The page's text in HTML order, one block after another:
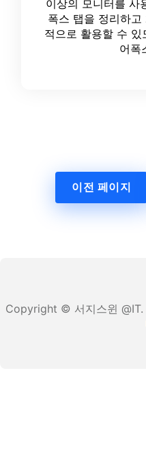
이상의 모니터를 사
폭스 탭을 정리하
적으로 활용할 수
어폭
이전 페이지
Copyright © 서지스윈 @IT.